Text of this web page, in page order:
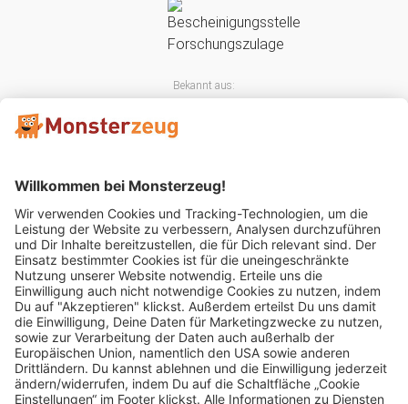
Bekannt aus:
Mitglied im: